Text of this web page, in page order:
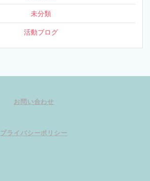
未分類
活動ブログ
お問い合わせ
プライバシーポリシー